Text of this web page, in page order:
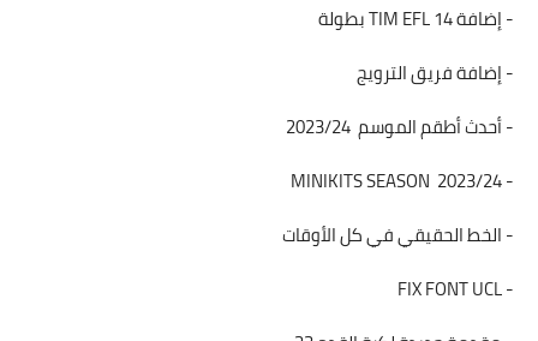
- إضافة 14 TIM EFL بطولة
- إضافة فريق الترويج
- أحدث أطقم الموسم 2023/24
- MINIKITS SEASON 2023/24
- الخط الحقيقي في كل الأوقات
- FIX FONT UCL